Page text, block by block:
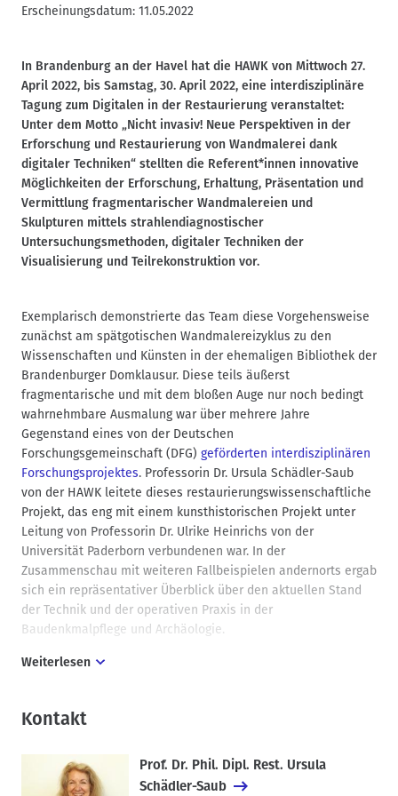
Erscheinungsdatum: 11.05.2022
In Brandenburg an der Havel hat die HAWK von Mittwoch 27.
April 2022, bis Samstag, 30. April 2022, eine interdisziplinäre
Tagung zum Digitalen in der Restaurierung veranstaltet:
Unter dem Motto „Nicht invasiv! Neue Perspektiven in der
Erforschung und Restaurierung von Wandmalerei dank
digitaler Techniken“ stellten die Referent*innen innovative
Möglichkeiten der Erforschung, Erhaltung, Präsentation und
Vermittlung fragmentarischer Wandmalereien und
Skulpturen mittels strahlendiagnostischer
Untersuchungsmethoden, digitaler Techniken der
Visualisierung und Teilrekonstruktion vor.
Exemplarisch demonstrierte das Team diese Vorgehensweise
zunächst am spätgotischen Wandmalereizyklus zu den
Wissenschaften und Künsten in der ehemaligen Bibliothek der
Brandenburger Domklausur. Diese teils äußerst
fragmentarische und mit dem bloßen Auge nur noch bedingt
wahrnehmbare Ausmalung war über mehrere Jahre
Gegenstand eines von der Deutschen
Forschungsgemeinschaft (DFG) geförderten interdisziplinären
Forschungsprojektes. Professorin Dr. Ursula Schädler-Saub
von der HAWK leitete dieses restaurierungswissenschaftliche
Projekt, das eng mit einem kunsthistorischen Projekt unter
Leitung von Professorin Dr. Ulrike Heinrichs von der
Universität Paderborn verbundenen war. In der
Zusammenschau mit weiteren Fallbeispielen andernorts ergab
sich ein repräsentativer Überblick über den aktuellen Stand
der Technik und der operativen Praxis in der
Baudenkmalpflege und Archäologie.
Alle Beteiligten freuten sich wieder über eine Tagung in
Gesprächen. Die Freude über das reale Zusammentreffen mit
Kolleg*innen und Expert*innen aus ganz Deutschland sowie
Weiterlesen
Kontakt
Prof. Dr. Phil. Dipl. Rest. Ursula
Schädler-Saub